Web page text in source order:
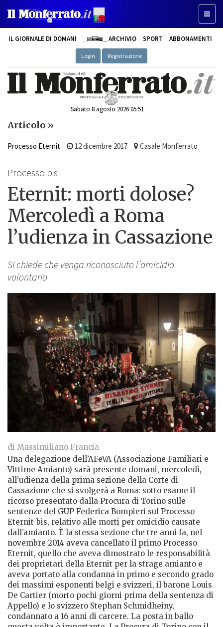
IL GIORNALE DI DOMANI ARCHIVIO SPORT ABBONAMENTI
Login Registrazione
Sabato 8 agosto 2026 05:51
Articolo »
Processo Eternit 12 dicembre 2017 Casale Monferrato
Processo bis
Eternit: morti dolose?
Mercoledì a Roma
l’udienza in Cassazione
Si chiede che venga riconosciuto l’omicidio
volontario
di Massimiliano Francia
Una delegazione dell’AFeVA (Associazione Familiari e
Vittime Amianto) sarà presente domani, mercoledì,
all’udienza della prima sezione della Corte di
Cassazione che si svolgerà a Roma: sotto esame il
ricorso presentato dalla Procura di Torino sulle
sentenze del GUP Federica Bompieri sul Processo
Eternit-bis, relativo alle morti per omicidio causate
dall’amianto. È la stessa sezione che tre anni fa, nel
novembre 2014 aveva cancellato il primo Processo
Eternit, quello che aveva dimostrato le responsabilità
dei proprietari della Eternit per la strage amianto e
aveva portato alla condanna in primo e secondo grado
dei massimi esponenti belgi e svizzeri, il barone Louis
De Cartier (morto pochi giorni prima della sentenza di
Appello) e lo svizzero Stephan Schmidheiny,
condannato a 16 anni di carcere. La posta in ballo